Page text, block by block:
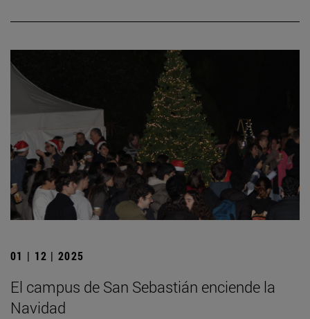
01 | 12 | 2025
El campus de San Sebastián enciende la
Navidad